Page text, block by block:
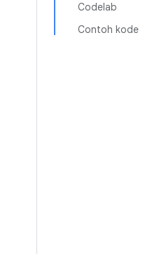
Codelab
Contoh kode